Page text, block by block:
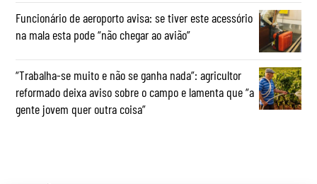
Funcionário de aeroporto avisa: se tiver este acessório
na mala esta pode “não chegar ao avião”
“Trabalha-se muito e não se ganha nada”: agricultor
reformado deixa aviso sobre o campo e lamenta que “a
gente jovem quer outra coisa”